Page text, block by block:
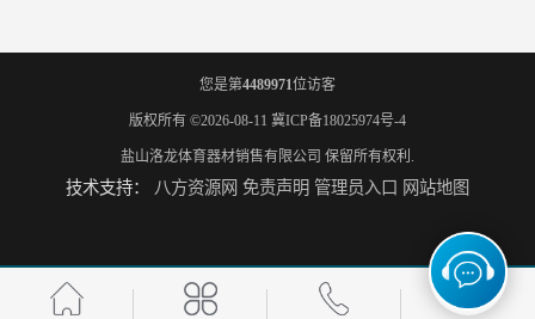
丽水400米障碍器材生产厂家 渡海登岛400米障碍器材 昌都400米障碍器材价格 渡海登岛训练器材
您是第4489971位访客
版权所有 ©2026-08-11 冀ICP备18025974号-4
盐山洛龙体育器材销售有限公司 保留所有权利.
技术支持： 八方资源网 免责声明 管理员入口 网站地图